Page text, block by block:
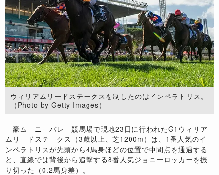
ウィリアムリードステークスを制したのはインペラトリス。
（Photo by Getty Images）
豪ムーニーバレー競馬場で現地23日に行われたG1ウィリア
ムリードステークス（3歳以上、芝1200m）は、1番人気のイ
ンペラトリスが先頭から4馬身ほどの位置で中間点を通過する
と、直線では背後から追撃する8番人気ジョニーロッカーを振
り切った（0.2馬身差）。